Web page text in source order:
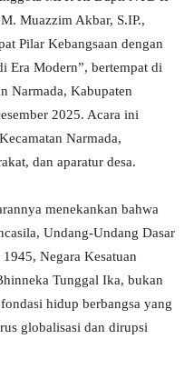
Muazzim Akbar, S.IP.,
Pilar Kebangsaan dengan
Era Modern”, bertempat di
Narmada, Kabupaten
2025. Acara ini
Narmada,
dan aparatur desa.
menekankan bahwa
Undang-Undang Dasar
Negara Kesatuan
Tunggal Ika, bukan
hidup berbangsa yang
globalisasi dan dirupsi